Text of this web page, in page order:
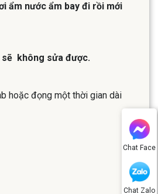
Chat Face
Chat Zalo
ẩm nước ẩm bay đi rồi mới
sẽ không sửa được.
hoặc đọng một thời gian dài